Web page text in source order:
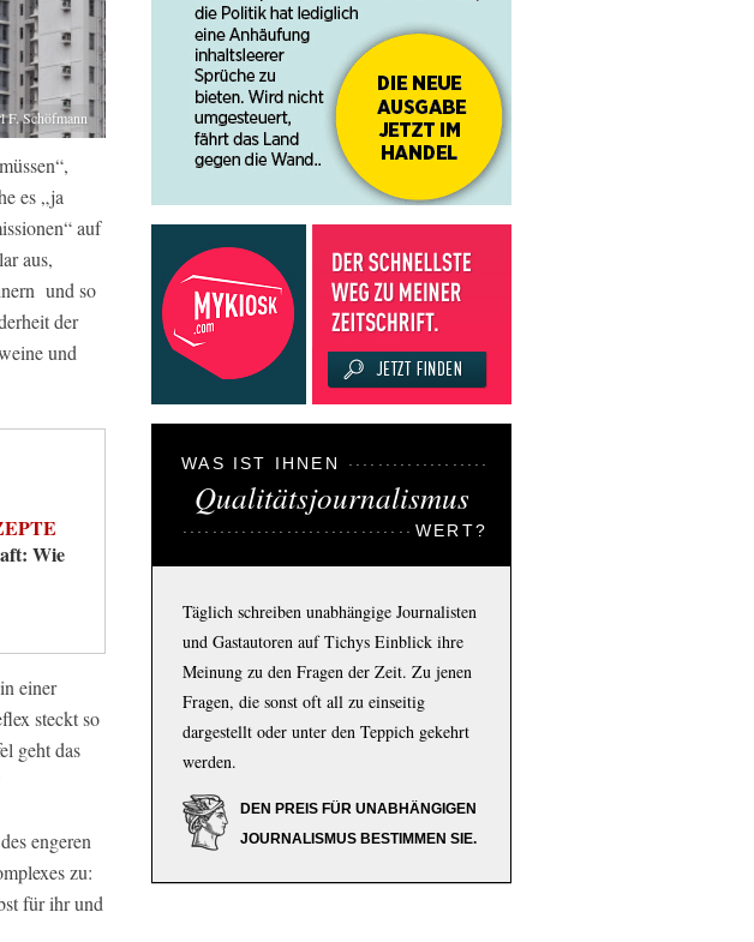
F. Schöfmann
es „ja
auf
aus,
und so
der
und
Wie
einer
steckt so
geht das
engeren
zu:
für ihr und
WAS IST IHNEN
Qualitätsjournalismus
WERT?
Täglich schreiben unabhängige Journalisten
und Gastautoren auf Tichys Einblick ihre
Meinung zu den Fragen der Zeit. Zu jenen
Fragen, die sonst oft all zu einseitig
dargestellt oder unter den Teppich gekehrt
werden.
DEN PREIS FÜR UNABHÄNGIGEN
JOURNALISMUS BESTIMMEN SIE.